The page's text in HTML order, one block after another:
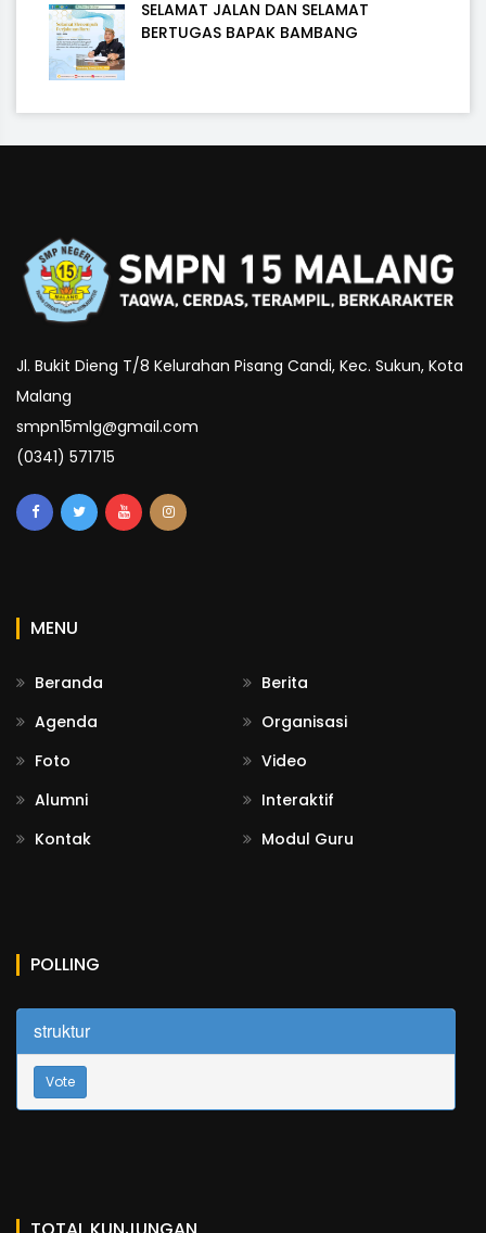
SELAMAT JALAN DAN SELAMAT
BERTUGAS BAPAK BAMBANG
Jl. Bukit Dieng T/8 Kelurahan Pisang Candi, Kec. Sukun, Kota
Malang
smpn15mlg@gmail.com
(0341) 571715
MENU
Beranda
Berita
Agenda
Organisasi
Foto
Video
Alumni
Interaktif
Kontak
Modul Guru
POLLING
struktur
Vote